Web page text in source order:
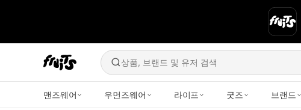
상품, 브랜드 및 유저 검색
맨즈웨어 우먼즈웨어 라이프 굿즈 브랜드